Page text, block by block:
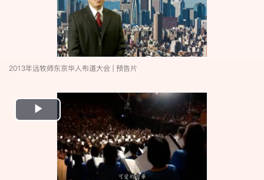
2013年远牧师东京华人布道大会 | 预告片
Play
Video